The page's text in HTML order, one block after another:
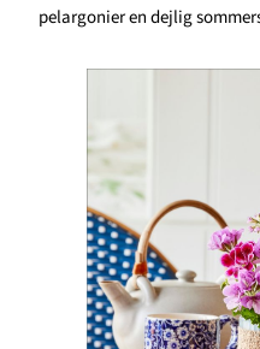
pelargonier en dejlig